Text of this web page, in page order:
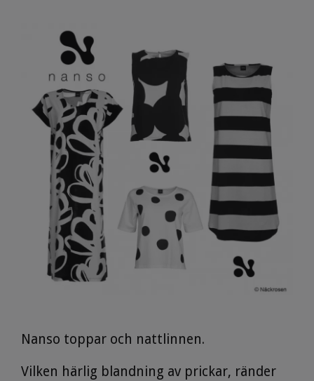
Nanso toppar och nattlinnen.
Vilken härlig blandning av prickar, ränder